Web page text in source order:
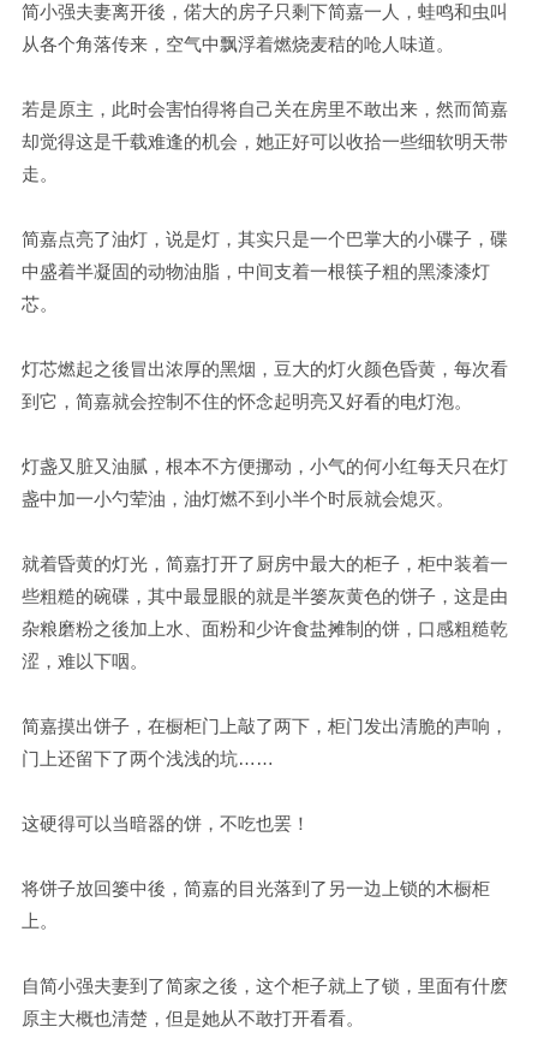
简小强夫妻离开後，偌大的房子只剩下简嘉一人，蛙鸣和虫叫
从各个角落传来，空气中飘浮着燃烧麦秸的呛人味道。
若是原主，此时会害怕得将自己关在房里不敢出来，然而简嘉
却觉得这是千载难逢的机会，她正好可以收拾一些细软明天带
走。
简嘉点亮了油灯，说是灯，其实只是一个巴掌大的小碟子，碟
中盛着半凝固的动物油脂，中间支着一根筷子粗的黑漆漆灯
芯。
灯芯燃起之後冒出浓厚的黑烟，豆大的灯火颜色昏黄，每次看
到它，简嘉就会控制不住的怀念起明亮又好看的电灯泡。
灯盏又脏又油腻，根本不方便挪动，小气的何小红每天只在灯
盏中加一小勺荤油，油灯燃不到小半个时辰就会熄灭。
就着昏黄的灯光，简嘉打开了厨房中最大的柜子，柜中装着一
些粗糙的碗碟，其中最显眼的就是半篓灰黄色的饼子，这是由
杂粮磨粉之後加上水、面粉和少许食盐摊制的饼，口感粗糙乾
涩，难以下咽。
简嘉摸出饼子，在橱柜门上敲了两下，柜门发出清脆的声响，
门上还留下了两个浅浅的坑……
这硬得可以当暗器的饼，不吃也罢！
将饼子放回篓中後，简嘉的目光落到了另一边上锁的木橱柜
上。
自简小强夫妻到了简家之後，这个柜子就上了锁，里面有什麽
原主大概也清楚，但是她从不敢打开看看。